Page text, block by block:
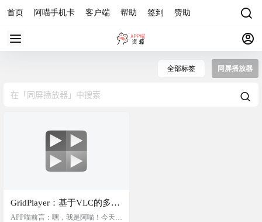
首页 阿喵手机卡 客户端 帮助 签到 赞助
全部标签 同屏播放器
GridPlayer：基于VLC的多视
频同屏同时播放器，兼容
APP喵前言：嘿，我是阿喵！今天要